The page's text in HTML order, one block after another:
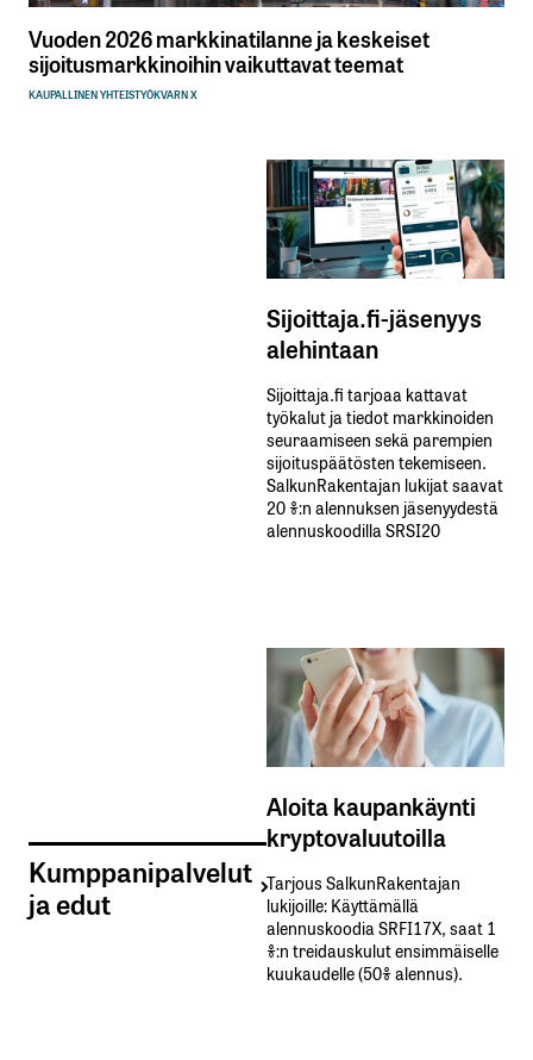
Vuoden 2026 markkinatilanne ja keskeiset
sijoitusmarkkinoihin vaikuttavat teemat
KAUPALLINEN YHTEISTYÖKVARN X
Kumppanipalvelut
ja edut
Sijoittaja.fi-jäsenyys
alehintaan
Sijoittaja.fi tarjoaa kattavat
työkalut ja tiedot markkinoiden
seuraamiseen sekä parempien
sijoituspäätösten tekemiseen.
SalkunRakentajan lukijat saavat
20 %:n alennuksen jäsenyydestä
alennuskoodilla SRSI20
Aloita kaupankäynti
kryptovaluutoilla
Tarjous SalkunRakentajan
lukijoille: Käyttämällä​ ​
alennuskoodia​ ​SRFI17X,​ ​saat​ ​1
%:n treidauskulut​ ​ensimmäiselle​ ​
kuukaudelle​ ​(50%​ ​alennus).